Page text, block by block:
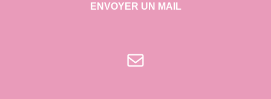
ENVOYER UN MAIL
E-mail